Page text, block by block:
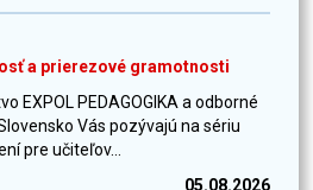
a prierezové gramotnosti
EXPOL PEDAGOGIKA a odborné
Vás pozývajú na sériu
pre učiteľov...
05.08.2026